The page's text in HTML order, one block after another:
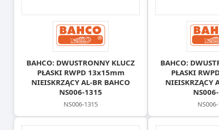
BAHCO: DWUSTRONNY KLUCZ
PŁASKI RWPD 13x15mm
NIEISKRZĄCY AL-BR BAHCO
NS006-1315
NS006-1315
BAHCO:
PŁASKI
NIEISKRZĄCY